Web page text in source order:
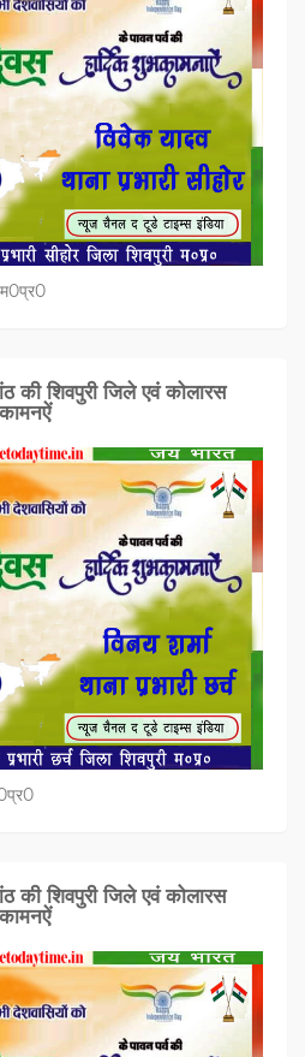
म0प्र0
की शिवपुरी जिले एवं कोलारस
की शिवपुरी जिले एवं कोलारस